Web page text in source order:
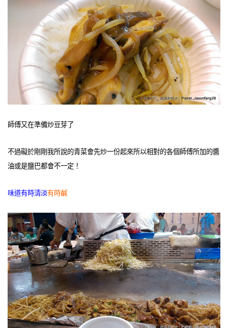
師傅又在準備炒豆芽了
不過礙於剛剛我所說的青菜會先炒一份起來所以相對的各個師傅所加的醬
油或是鹽巴都會不一定！
味道有時清淡有時鹹